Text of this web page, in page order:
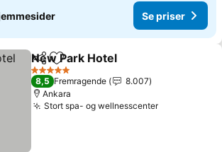
Se priser
Del Føj til favoritter
New Park Hotel
5 Stjerner
8,5 Fremragende
8.007
Ankara
Stort spa- og wellnesscenterSe priser